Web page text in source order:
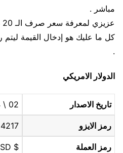
مباشر .
كل ما عليك هو إدخال القيمة
.
الدولار الامريكي
تاريخ الاصدار 02 \ 04 \ 1792
رمز الايزو 4217
رمز العملة $ USD